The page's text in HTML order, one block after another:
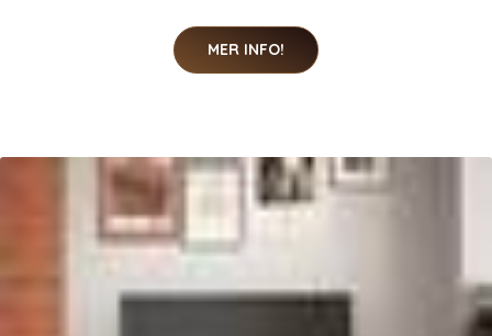
MER INFO!